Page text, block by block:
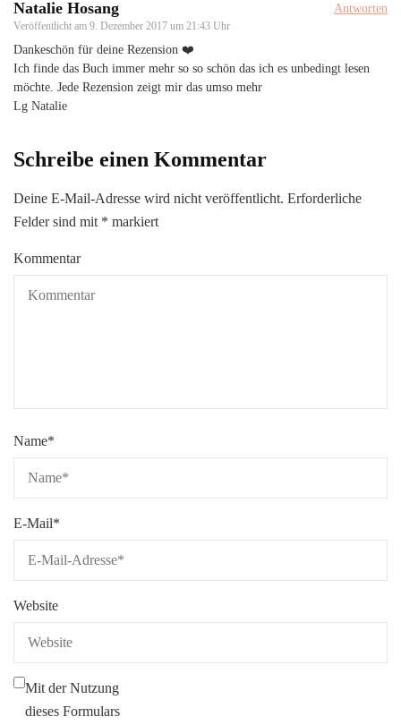
Natalie Hosang
Veröffentlicht am 9. Dezember 2017 um 21:43 Uhr
Antworten
Dankeschön für deine Rezension ❤️
Ich finde das Buch immer mehr so so schön das ich es unbedingt lesen
möchte. Jede Rezension zeigt mir das umso mehr
Lg Natalie
Schreibe einen Kommentar
Deine E-Mail-Adresse wird nicht veröffentlicht. Erforderliche
Felder sind mit * markiert
Kommentar
Name*
E-Mail*
Website
Mit der Nutzung
dieses Formulars